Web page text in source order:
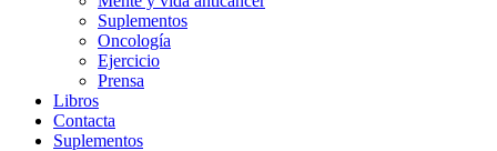
Suplementos
Oncología
Ejercicio
Prensa
Libros
Contacta
Suplementos